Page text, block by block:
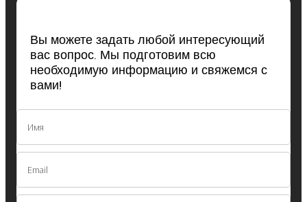
Вы можете задать любой интересующий
вас вопрос. Мы подготовим всю
необходимую информацию и свяжемся с
вами!